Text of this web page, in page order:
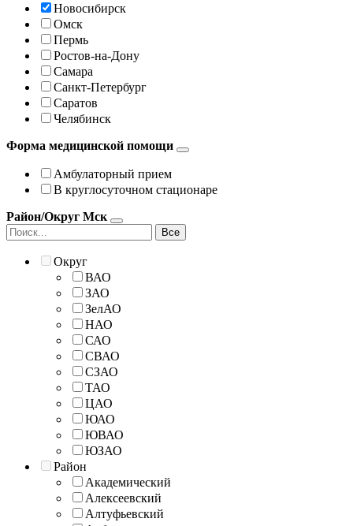
Новосибирск
Омск
Пермь
Ростов-на-Дону
Самара
Санкт-Петербург
Саратов
Челябинск
Форма медицинской помощи
Амбулаторный прием
В круглосуточном стационаре
Район/Округ Мск
Все
Округ
ВАО
ЗАО
ЗелАО
НАО
САО
СВАО
СЗАО
ТАО
ЦАО
ЮАО
ЮВАО
ЮЗАО
Район
Академический
Алексеевский
Алтуфьевский